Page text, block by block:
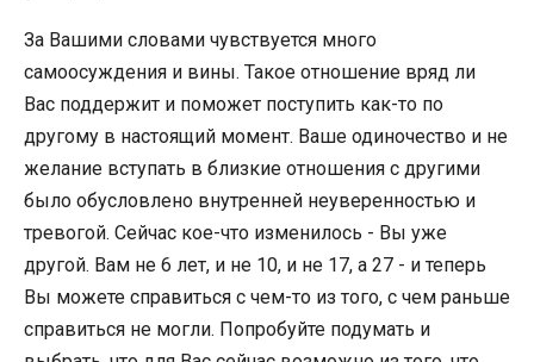
За Вашими словами чувствуется много
самоосуждения и вины. Такое отношение вряд ли
Вас поддержит и поможет поступить как-то по
другому в настоящий момент. Ваше одиночество и не
желание вступать в близкие отношения с другими
было обусловлено внутренней неуверенностью и
тревогой. Сейчас кое-что изменилось - Вы уже
другой. Вам не 6 лет, и не 10, и не 17, а 27 - и теперь
Вы можете справиться с чем-то из того, с чем раньше
справиться не могли. Попробуйте подумать и